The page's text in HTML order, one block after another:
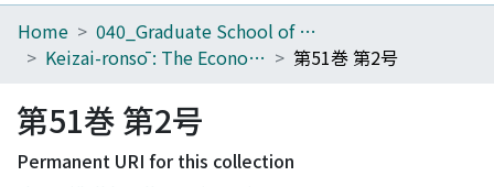
Home
Browse
Download Ranking
Home
040_Graduate School of Economics
Keizai-ronsō : The Economic Review
第51巻 第2号
第51巻 第2号
Permanent URI for this collection